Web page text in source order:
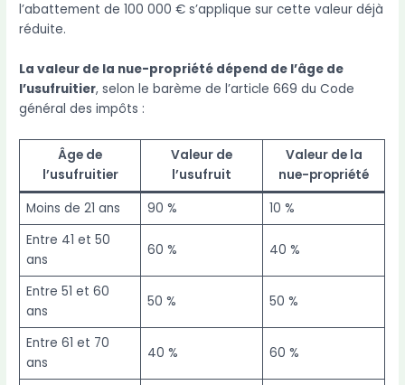
l’abattement de 100 000 € s’applique sur cette valeur déjà
réduite.
La valeur de la nue-propriété dépend de l’âge de
l’usufruitier, selon le barème de l’article 669 du Code
général des impôts :
Âge de
l’usufruitier
Valeur de
l’usufruit
Valeur de la
nue-propriété
Moins de 21 ans
90 %
10 %
Entre 41 et 50
ans
60 % 40 %
Entre 51 et 60
ans
50 % 50 %
Entre 61 et 70
ans
40 % 60 %